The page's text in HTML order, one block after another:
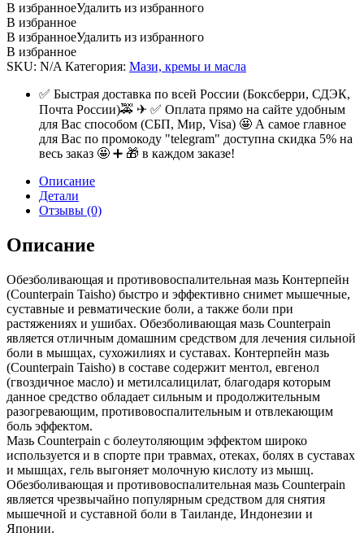
В избранноеУдалить из избранного
В избранное
В избранноеУдалить из избранного
В избранное
SKU: N/A Категория: Мази, кремы и масла
✅ Быстрая доставка по всей России (Боксберри, СДЭК,
Почта России)🚕 ✈ ✅ Оплата прямо на сайте удобным
для Вас способом (СБП, Мир, Visa) 🤩 А самое главное
для Вас по промокоду "telegram" доступна скидка 5% на
весь заказ 🤩 ➕ 🎁 в каждом заказе!
Описание
Детали
Отзывы (0)
Описание
Обезболивающая и противовоспалительная мазь Контерпейн
(Counterpain Taisho) быстро и эффективно снимет мышечные,
суставные и ревматические боли, а также боли при
растяжениях и ушибах. Обезболивающая мазь Counterpain
является отличным домашним средством для лечения сильной
боли в мышцах, сухожилиях и суставах. Контерпейн мазь
(Counterpain Taisho) в составе содержит ментол, евгенол
(гвоздичное масло) и метилсалицилат, благодаря которым
данное средство обладает сильным и продолжительным
разогревающим, противовоспалительным и отвлекающим
боль эффектом.
Мазь Counterpain с болеутоляющим эффектом широко
используется и в спорте при травмах, отеках, болях в суставах
и мышцах, гель выгоняет молочную кислоту из мышц.
Обезболивающая и противовоспалительная мазь Counterpain
является чрезвычайно популярным средством для снятия
мышечной и суставной боли в Таиланде, Индонезии и
Японии.